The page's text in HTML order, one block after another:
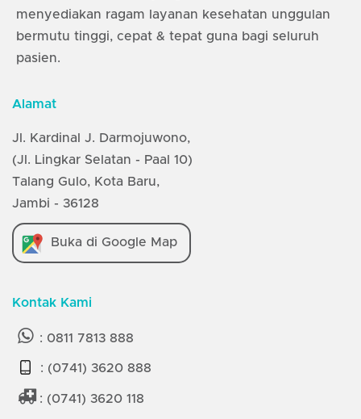
menyediakan ragam layanan kesehatan unggulan
bermutu tinggi, cepat & tepat guna bagi seluruh
pasien.
Alamat
Jl. Kardinal J. Darmojuwono,
(Jl. Lingkar Selatan - Paal 10)
Talang Gulo, Kota Baru,
Jambi - 36128
Buka di Google Map
Kontak Kami
: 0811 7813 888
: (0741) 3620 888
: (0741) 3620 118